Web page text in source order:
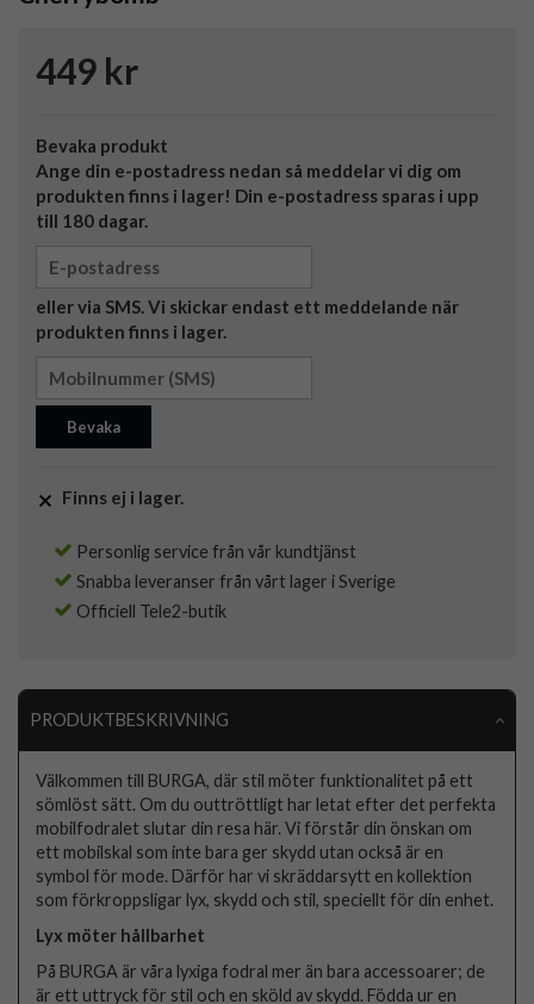
449 kr
Bevaka produkt
Ange din e-postadress nedan så meddelar vi dig om
produkten finns i lager! Din e-postadress sparas i upp
till 180 dagar.
eller via SMS. Vi skickar endast ett meddelande när
produkten finns i lager.
Bevaka
Finns ej i lager.
Personlig service från vår kundtjänst
Snabba leveranser från vårt lager i Sverige
Officiell Tele2-butik
PRODUKTBESKRIVNING
Välkommen till BURGA, där stil möter funktionalitet på ett
sömlöst sätt. Om du outtröttligt har letat efter det perfekta
mobilfodralet slutar din resa här. Vi förstår din önskan om
ett mobilskal som inte bara ger skydd utan också är en
symbol för mode. Därför har vi skräddarsytt en kollektion
som förkroppsligar lyx, skydd och stil, speciellt för din enhet.
Lyx möter hållbarhet
På BURGA är våra lyxiga fodral mer än bara accessoarer; de
är ett uttryck för stil och en sköld av skydd. Födda ur en